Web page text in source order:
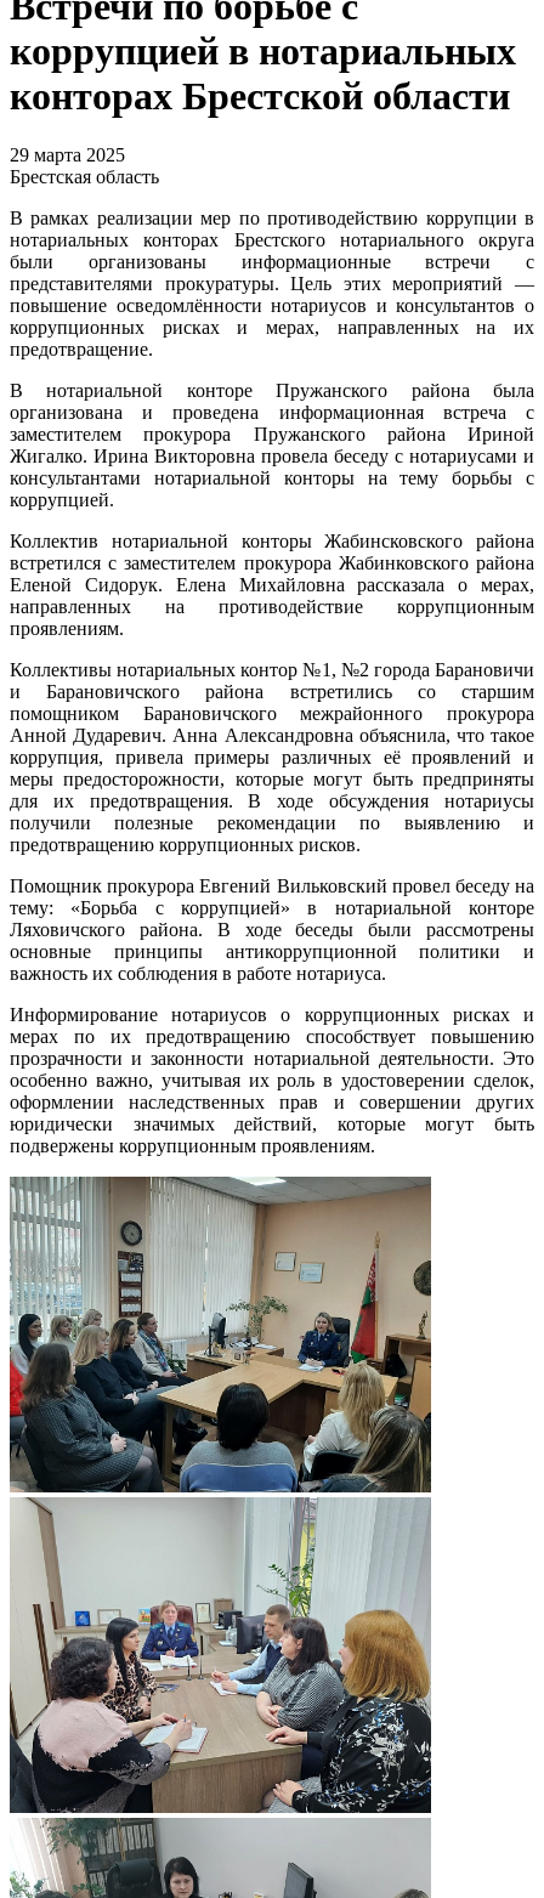
коррупцией в нотариальных
конторах Брестской области
29 марта 2025
Брестская область
В рамках реализации мер по противодействию коррупции в
нотариальных конторах Брестского нотариального округа
были организованы информационные встречи с
представителями прокуратуры. Цель этих мероприятий —
повышение осведомлённости нотариусов и консультантов о
коррупционных рисках и мерах, направленных на их
предотвращение.
В нотариальной конторе Пружанского района была
организована и проведена информационная встреча с
заместителем прокурора Пружанского района Ириной
Жигалко. Ирина Викторовна провела беседу с нотариусами и
консультантами нотариальной конторы на тему борьбы с
коррупцией.
Коллектив нотариальной конторы Жабинсковского района
встретился с заместителем прокурора Жабинковского района
Еленой Сидорук. Елена Михайловна рассказала о мерах,
направленных на противодействие коррупционным
проявлениям.
Коллективы нотариальных контор №1, №2 города Барановичи
и Барановичского района встретились со cтаршим
помощником Барановичского межрайонного прокурора
Анной Дударевич. Анна Александровна объяснила, что такое
коррупция, привела примеры различных её проявлений и
меры предосторожности, которые могут быть предприняты
для их предотвращения. В ходе обсуждения нотариусы
получили полезные рекомендации по выявлению и
предотвращению коррупционных рисков.
Помощник прокурора Евгений Вильковский провел беседу на
тему: «Борьба с коррупцией» в нотариальной конторе
Ляховичского района. В ходе беседы были рассмотрены
основные принципы антикоррупционной политики и
важность их соблюдения в работе нотариуса.
Информирование нотариусов о коррупционных рисках и
мерах по их предотвращению способствует повышению
прозрачности и законности нотариальной деятельности. Это
особенно важно, учитывая их роль в удостоверении сделок,
оформлении наследственных прав и совершении других
юридически значимых действий, которые могут быть
подвержены коррупционным проявлениям.